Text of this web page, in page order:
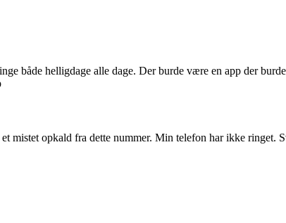
både helligdage alle dage. Der burde være en app der
et mistet opkald fra dette nummer. Min telefon har ikke